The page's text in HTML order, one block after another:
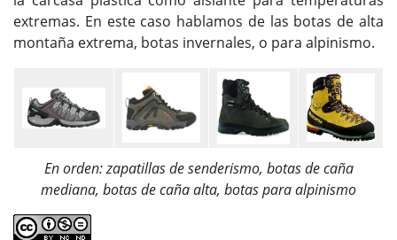
extremas. En este caso hablamos de las botas de alta
montaña extrema, botas invernales, o para alpinismo.
En orden: zapatillas de senderismo, botas de caña
mediana, botas de caña alta, botas para alpinismo